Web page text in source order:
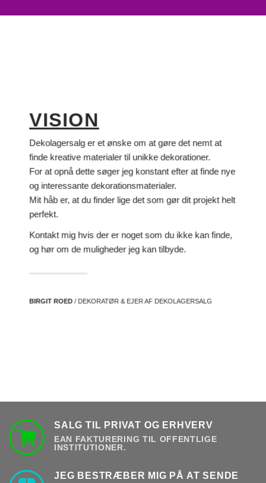
VISION
Dekolagersalg er et ønske om at gøre det nemt at
finde kreative materialer til unikke dekorationer.
For at opnå dette søger jeg konstant efter at finde nye
og interessante dekorationsmaterialer.
Mit håb er, at du finder lige det som gør dit projekt helt
perfekt.
Kontakt mig hvis der er noget som du ikke kan finde,
og hør om de muligheder jeg kan tilbyde.
BIRGIT ROED/ DEKORATØR & EJER AF DEKOLAGERSALG
SALG TIL PRIVAT OG ERHVERV
EAN FAKTURERING TIL OFFENTLIGE
INSTITUTIONER.
JEG BESTRÆBER MIG PÅ AT SENDE